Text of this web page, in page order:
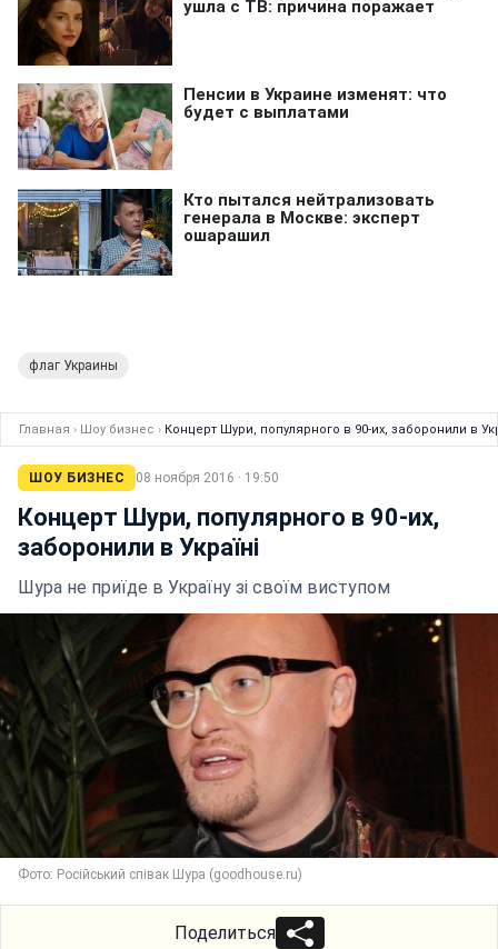
флаг Украины
Главная › Шоу бизнес › Концерт Шури, популярного в 90-их, заборонили в
ШОУ БИЗНЕС 08 ноября 2016 · 19:50
Концерт Шури, популярного в 90-их,
заборонили в Україні
Шура не приїде в Україну зі своїм виступом
Фото: Російський співак Шура (goodhouse.ru)
Поделиться